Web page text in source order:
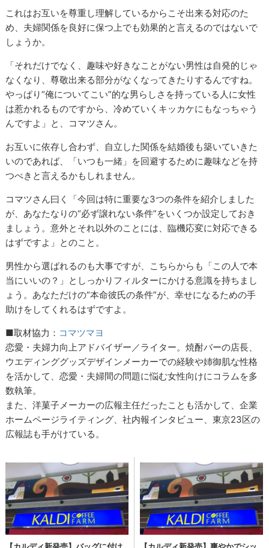
これはお互いを尊重し理解しているからこそ出来る対応のた
め、夫婦関係を良好に保つ上でも効果的と言えるのではないで
しょうか。
「それだけでなく、趣味や好きなことがない男性は自発的じゃ
なくなり、尊敬出来る部分がなくなってきたりするんですね。
やっぱり“俺についてこい”的な男らしさを持っている人に女性
は惹かれるものですから、冷めていくキッカケにもなっちゃう
んですよ」と、コマツさん。
お互いに依存し合わず、自立した関係を結婚後も築いていきた
いのであれば、「いつも一緒」を回避するために趣味などを持
つべきと言えるかもしれません。
コマツさん曰く「今回は特に重要な3つの条件を紹介しました
が、あなたなりの“必ず譲れない条件”をいくつか設定しておき
ましょう。意外とそれ以外のことには、臨機応変に対応できる
はずですよ」とのこと。
男性から選ばれるのも大事ですが、こちらからも「この人で本
当にいいの？」としっかりフィルターにかける意識を持ちまし
ょう。あなただけの“本命彼氏の条件”が、幸せになるための手
助けをしてくれるはずですよ。
■取材協力： コマツマヨ
恋愛・夫婦力向上アドバイザー／ライター。焼酎バーの店長、
ウエディンググッズデザインメーカーでの経験や姉御肌な性格
を活かして、恋愛・夫婦間の問題に悩む女性向けにコラムを多
数執筆。
また、洋菓子メーカーの広報主任だったことも活かして、企業
ホームページライティング、社内報インタビュー、東京23区の
広報誌も手がけている。